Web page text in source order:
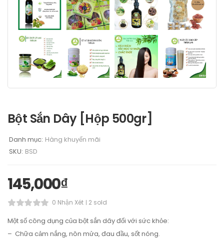
Bột Sắn Dây [Hộp 500gr]
Danh mục: Hàng khuyến mãi
SKU: BSD
145,000₫
0 Nhận Xét 2 sold
Một số công dụng của bột sắn dây đối với sức khỏe:
– Chữa cảm nắng, nôn mửa, đau đầu, sốt nóng.